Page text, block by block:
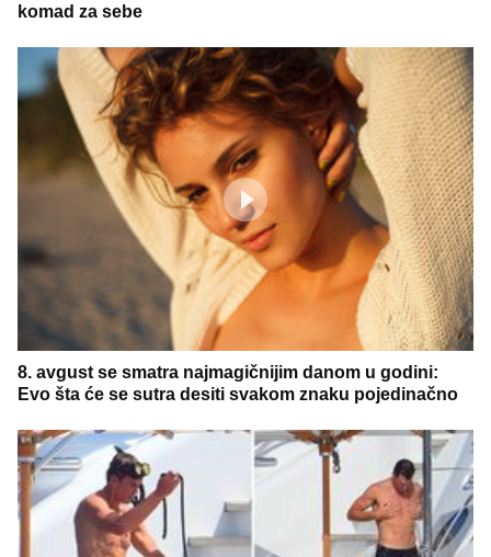
komad za sebe
8. avgust se smatra najmagičnijim danom u godini:
Evo šta će se sutra desiti svakom znaku pojedinačno